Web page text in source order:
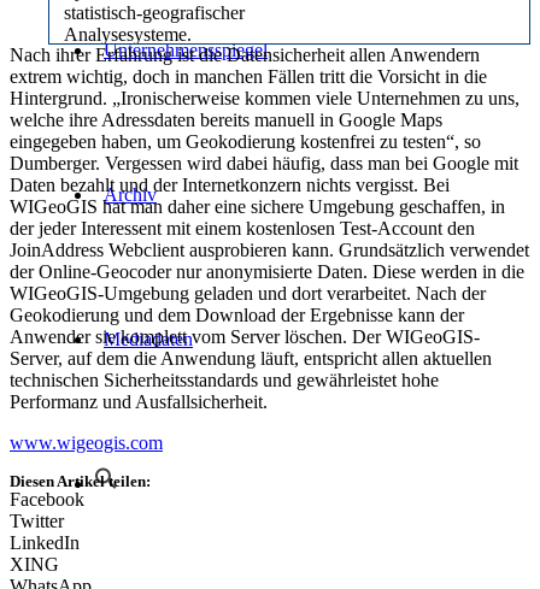
Unternehmensspiegel
Archiv
Mediadaten
statistisch-geografischer
Analysesysteme.
infas 360 GmbH
infas 360 schafft mit einer
einzigartigen Kombination
aus CRM-, Geo-, Markt-
und Ad hoc-Daten einen
individuellen Datenpool
für die Lösung
spezifischer
unternehmerischer
Aufgabenstellungen.
Diesen analysiert und
interpretiert infas 360 mit
einem innovativen
Disziplinmix aus
CRMAnalytics,
Geomarketing und
diesem Wissen können
Unternehmen alle Fragen
über Märkte, Kunden,
Zielgruppen und
B2C) beantworten und
Nach ihrer Erfahrung ist die Datensicherheit allen Anwendern
extrem wichtig, doch in manchen Fällen tritt die Vorsicht in die
Hintergrund. „Ironischerweise kommen viele Unternehmen zu uns,
welche ihre Adressdaten bereits manuell in Google Maps
eingegeben haben, um Geokodierung kostenfrei zu testen“, so
Dumberger. Vergessen wird dabei häufig, dass man bei Google mit
Daten bezahlt und der Internetkonzern nichts vergisst. Bei
WIGeoGIS hat man daher eine sichere Umgebung geschaffen, in
der jeder Interessent mit einem kostenlosen Test-Account den
JoinAddress Webclient ausprobieren kann. Grundsätzlich verwendet
der Online-Geocoder nur anonymisierte Daten. Diese werden in die
WIGeoGIS-Umgebung geladen und dort verarbeitet. Nach der
Geokodierung und dem Download der Ergebnisse kann der
Anwender sie komplett vom Server löschen. Der WIGeoGIS-
Server, auf dem die Anwendung läuft, entspricht allen aktuellen
technischen Sicherheitsstandards und gewährleistet hohe
Performanz und Ausfallsicherheit.
www.wigeogis.com
Diesen Artikel teilen:
Facebook
Twitter
LinkedIn
XING